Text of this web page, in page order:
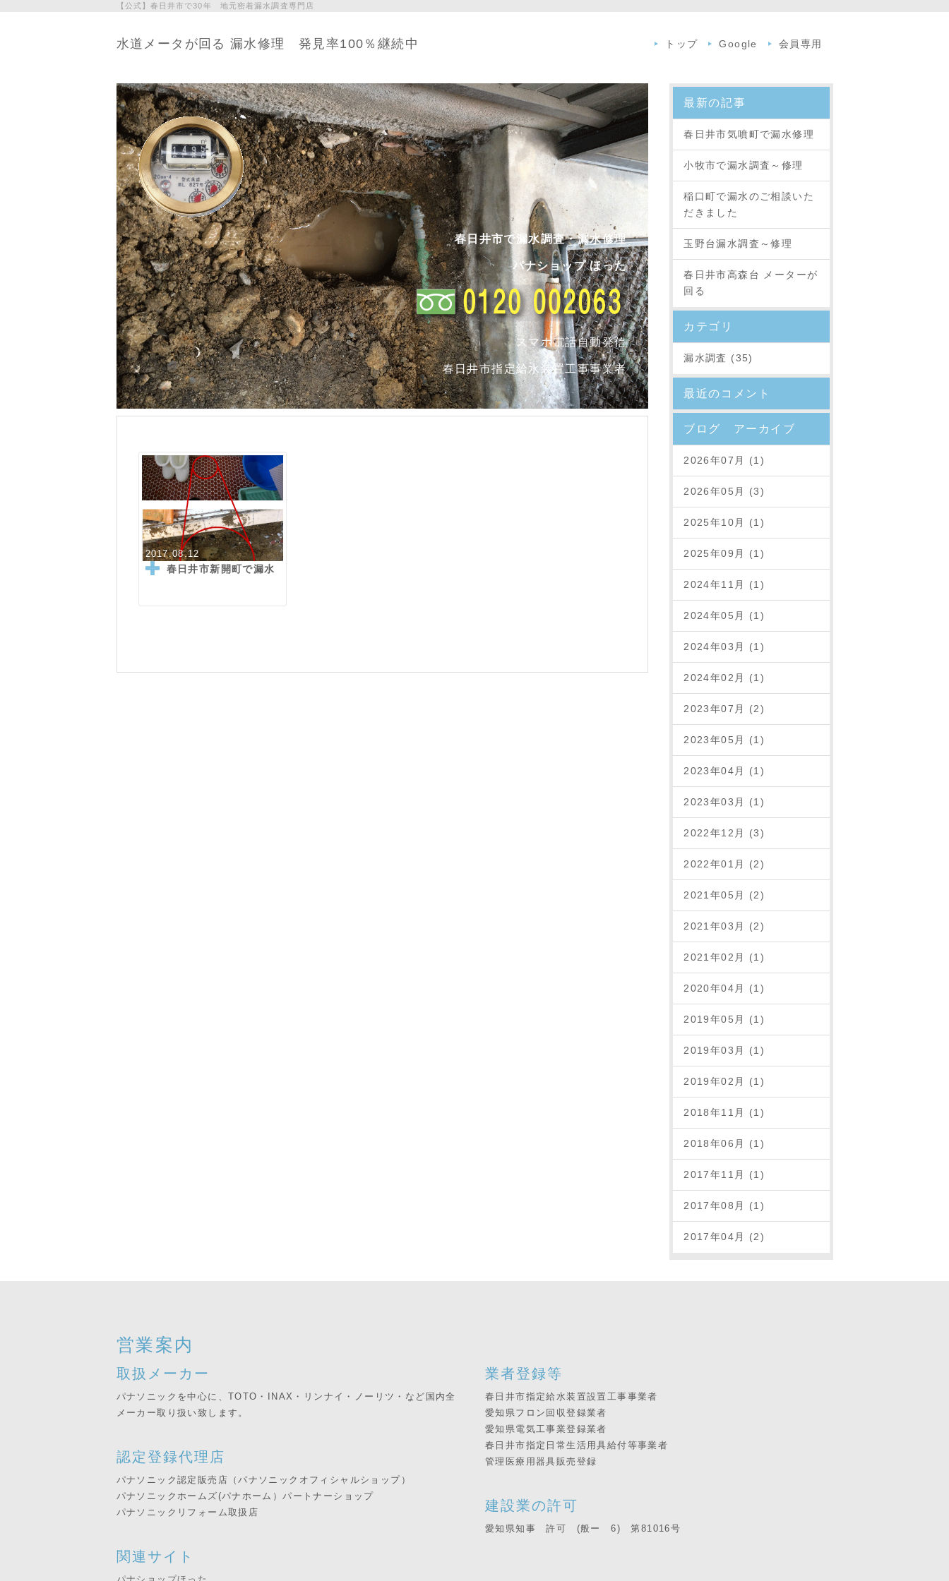
【公式】春日井市で30年 地元密着漏水調査専門店
水道メータが回る 漏水修理 発見率100％継続中 トップ Google 会員専用
春日井市で漏水調査・漏水修理
パナショップ ほった
スマホ電話自動発信
春日井市指定給水装置工事事業者
2017.08.12
春日井市新開町で漏水
最新の記事
春日井市気噴町で漏水修理
小牧市で漏水調査～修理
稲口町で漏水のご相談いた
だきました
玉野台漏水調査～修理
春日井市高森台 メーターが
回る
カテゴリ
漏水調査 (35)
最近のコメント
ブログ アーカイブ
2026年07月 (1)
2026年05月 (3)
2025年10月 (1)
2025年09月 (1)
2024年11月 (1)
2024年05月 (1)
2024年03月 (1)
2024年02月 (1)
2023年07月 (2)
2023年05月 (1)
2023年04月 (1)
2023年03月 (1)
2022年12月 (3)
2022年01月 (2)
2021年05月 (2)
2021年03月 (2)
2021年02月 (1)
2020年04月 (1)
2019年05月 (1)
2019年03月 (1)
2019年02月 (1)
2018年11月 (1)
2018年06月 (1)
2017年11月 (1)
2017年08月 (1)
2017年04月 (2)
営業案内
取扱メーカー
パナソニックを中心に、TOTO・INAX・リンナイ・ノーリツ・など国内全
メーカー取り扱い致します。
認定登録代理店
パナソニック認定販売店（パナソニックオフィシャルショップ）
パナソニックホームズ(パナホーム）パートナーショップ
パナソニックリフォーム取扱店
関連サイト
業者登録等
春日井市指定給水装置設置工事事業者
愛知県フロン回収登録業者
愛知県電気工事業登録業者
春日井市指定日常生活用具給付等事業者
管理医療用器具販売登録
建設業の許可
愛知県知事 許可 (般ー 6) 第81016号